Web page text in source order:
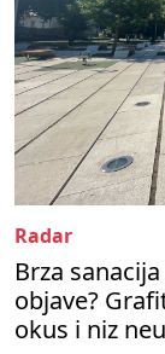
Radar
Brza
objave?
okus i niz